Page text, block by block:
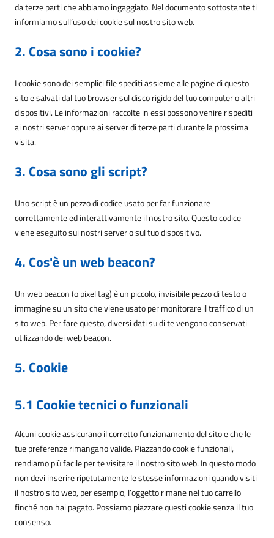
da terze parti che abbiamo ingaggiato. Nel documento sottostante ti
informiamo sull’uso dei cookie sul nostro sito web.
2. Cosa sono i cookie?
I cookie sono dei semplici file spediti assieme alle pagine di questo
sito e salvati dal tuo browser sul disco rigido del tuo computer o altri
dispositivi. Le informazioni raccolte in essi possono venire rispediti
ai nostri server oppure ai server di terze parti durante la prossima
visita.
3. Cosa sono gli script?
Uno script è un pezzo di codice usato per far funzionare
correttamente ed interattivamente il nostro sito. Questo codice
viene eseguito sui nostri server o sul tuo dispositivo.
4. Cos'è un web beacon?
Un web beacon (o pixel tag) è un piccolo, invisibile pezzo di testo o
immagine su un sito che viene usato per monitorare il traffico di un
sito web. Per fare questo, diversi dati su di te vengono conservati
utilizzando dei web beacon.
5. Cookie
5.1 Cookie tecnici o funzionali
Alcuni cookie assicurano il corretto funzionamento del sito e che le
tue preferenze rimangano valide. Piazzando cookie funzionali,
rendiamo più facile per te visitare il nostro sito web. In questo modo
non devi inserire ripetutamente le stesse informazioni quando visiti
il nostro sito web, per esempio, l’oggetto rimane nel tuo carrello
finché non hai pagato. Possiamo piazzare questi cookie senza il tuo
consenso.